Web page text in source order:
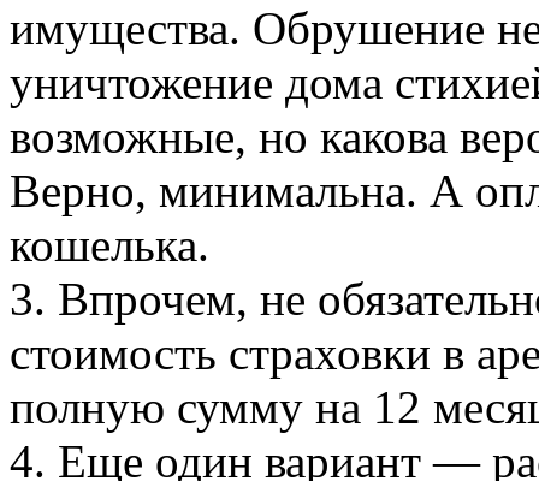
имущества. Обрушение
уничтожение дома
возможные, но какова
Верно, минимальна. А
кошелька.
3. Впрочем, не
стоимость страховки в
полную сумму на 12
4. Еще один вариант —